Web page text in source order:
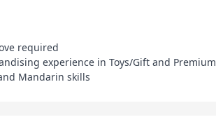
required
experience in Toys/Gift and Premium
Mandarin skills